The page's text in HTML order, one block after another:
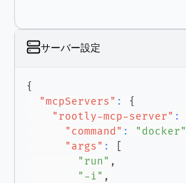
サーバー設定
{
"mcpServers" :
{
"rootly-mcp-server" :
"command" : "docker"
"args" :
"run" ,
"-i" ,